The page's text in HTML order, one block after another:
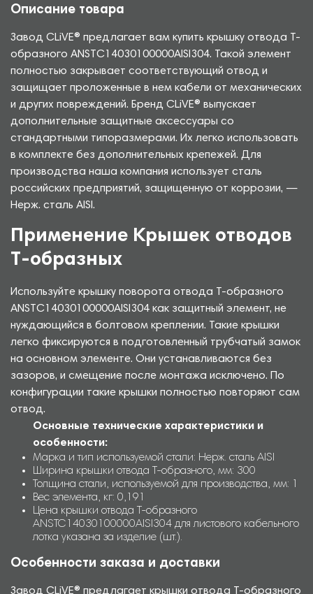
Описание товара
Завод CLiVE® предлагает вам купить крышку отвода Т-
образного ANSTC14030100000AISI304. Такой элемент
полностью закрывает соответствующий отвод и
защищает проложенные в нем кабели от механических
и других повреждений. Бренд CLiVE® выпускает
дополнительные защитные аксессуары со
стандартными типоразмерами. Их легко использовать
в комплекте без дополнительных крепежей. Для
производства наша компания использует сталь
российских предприятий, защищенную от коррозии, —
Нерж. сталь AISI.
Применение Крышек отводов
Т-образных
Используйте крышку поворота отвода Т-образного
ANSTC14030100000AISI304 как защитный элемент, не
нуждающийся в болтовом креплении. Такие крышки
легко фиксируются в подготовленный трубчатый замок
на основном элементе. Они устанавливаются без
зазоров, и смещение после монтажа исключено. По
конфигурации такие крышки полностью повторяют сам
отвод.
Основные технические характеристики и
особенности:
Марка и тип используемой стали: Нерж. сталь AISI
Ширина крышки отвода Т-образного, мм: 300
Толщина стали, используемой для производства, мм: 1
Вес элемента, кг: 0,191
Цена крышки отвода Т-образного
ANSTC14030100000AISI304 для листового кабельного
лотка указана за изделие (шт.).
Особенности заказа и доставки
Завод CLiVE® предлагает крышки отвода Т-образного